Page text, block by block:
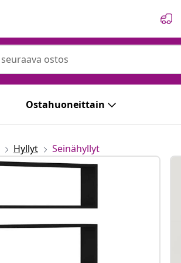
Ostahuoneittain
Hyllyt Seinähyllyt